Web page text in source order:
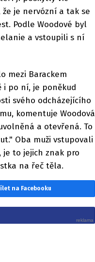
že je nervózní a tak se
Podle Woodové byl
a vstoupili s ní
mezi Barackem
i po ní, je poněkud
svého odcházejícího
komentuje Woodová
a otevřená. To
Oba muži vstupovali
je to jejich znak pro
na řeč těla.
na Facebooku